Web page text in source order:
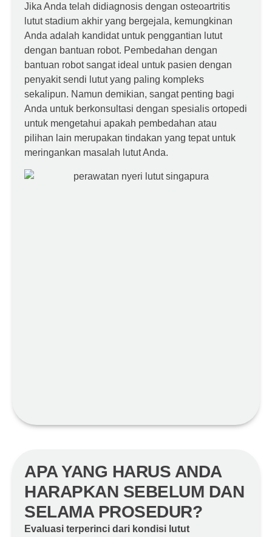
Jika Anda telah didiagnosis dengan osteoartritis
lutut stadium akhir yang bergejala, kemungkinan
Anda adalah kandidat untuk penggantian lutut
dengan bantuan robot. Pembedahan dengan
bantuan robot sangat ideal untuk pasien dengan
penyakit sendi lutut yang paling kompleks
sekalipun. Namun demikian, sangat penting bagi
Anda untuk berkonsultasi dengan spesialis ortopedi
untuk mengetahui apakah pembedahan atau
pilihan lain merupakan tindakan yang tepat untuk
meringankan masalah lutut Anda.
APA YANG HARUS ANDA
HARAPKAN SEBELUM DAN
SELAMA PROSEDUR?
Evaluasi terperinci dari kondisi lutut